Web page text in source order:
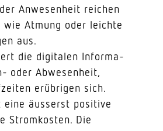
Anwe­senheit reichen
wie Atmung oder leichte
aus.
die digi­talen Infor­ma­
oder Abwe­senheit,
erüb­rigen sich.
eine äusserst positive
Strom­kosten. Die